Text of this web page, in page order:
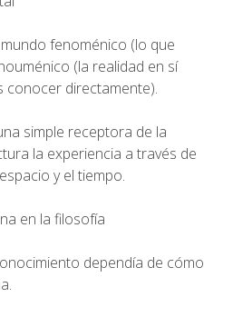
fenoménico (lo que
(la realidad en sí
conocer directamente).
simple receptora de la
la experiencia a través de
y el tiempo.
en la filosofía
dependía de cómo